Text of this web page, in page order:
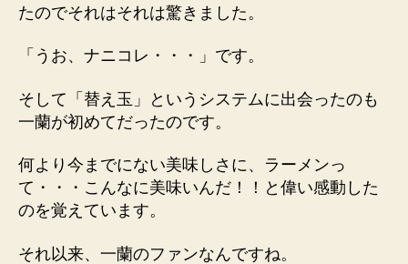
たのでそれはそれは驚きました。
「うお、ナニコレ・・・」です。
そして「替え玉」というシステムに出会ったのも
一蘭が初めてだったのです。
何より今までにない美味しさに、ラーメンっ
て・・・こんなに美味いんだ！！と偉い感動した
のを覚えています。
それ以来、一蘭のファンなんですね。